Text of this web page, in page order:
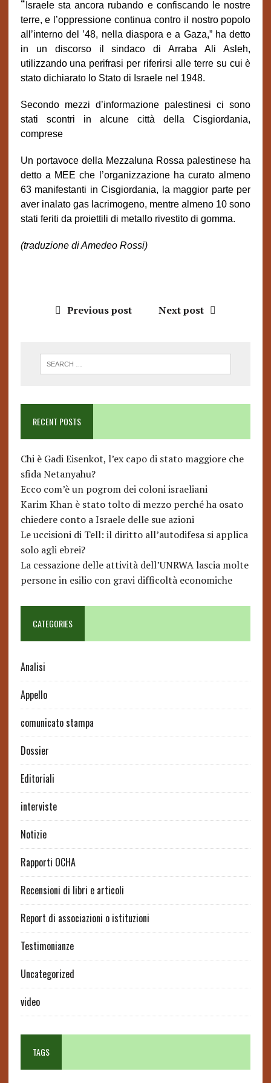
“ Israele sta ancora rubando e confiscando le nostre
terre, e l’oppressione continua contro il nostro popolo
all’interno del ’48, nella diaspora e a Gaza,” ha detto
in un discorso il sindaco di Arraba Ali Asleh,
utilizzando una perifrasi per riferirsi alle terre su cui è
stato dichiarato lo Stato di Israele nel 1948.
Secondo mezzi d’informazione palestinesi ci sono
stati scontri in alcune città della Cisgiordania,
comprese
Un portavoce della Mezzaluna Rossa palestinese ha
detto a MEE che l’organizzazione ha curato almeno
63 manifestanti in Cisgiordania, la maggior parte per
aver inalato gas lacrimogeno, mentre almeno 10 sono
stati feriti da proiettili di metallo rivestito di gomma.
(traduzione di Amedeo Rossi)
Previous post Next post
RECENT POSTS
Chi è Gadi Eisenkot, l’ex capo di stato maggiore che
sfida Netanyahu?
Ecco com’è un pogrom dei coloni israeliani
Karim Khan è stato tolto di mezzo perché ha osato
chiedere conto a Israele delle sue azioni
Le uccisioni di Tell: il diritto all’autodifesa si applica
solo agli ebrei?
La cessazione delle attività dell’UNRWA lascia molte
persone in esilio con gravi difficoltà economiche
CATEGORIES
Analisi
Appello
comunicato stampa
Dossier
Editoriali
interviste
Notizie
Rapporti OCHA
Recensioni di libri e articoli
Report di associazioni o istituzioni
Testimonianze
Uncategorized
video
TAGS